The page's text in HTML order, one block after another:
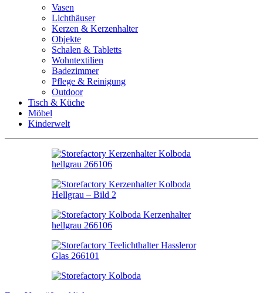
Vasen
Lichthäuser
Kerzen & Kerzenhalter
Objekte
Schalen & Tabletts
Wohntextilien
Badezimmer
Pflege & Reinigung
Outdoor
Tisch & Küche
Möbel
Kinderwelt